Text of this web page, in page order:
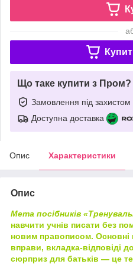
Що таке купити з Пром?
Замовлення під захистом
Доступна доставка
Опис Характеристики
Опис
Мета посібників
навчити учнів писати без
новим правописом. Основні
вправи, вкладка-відповіді
сюрприз для батьків — це